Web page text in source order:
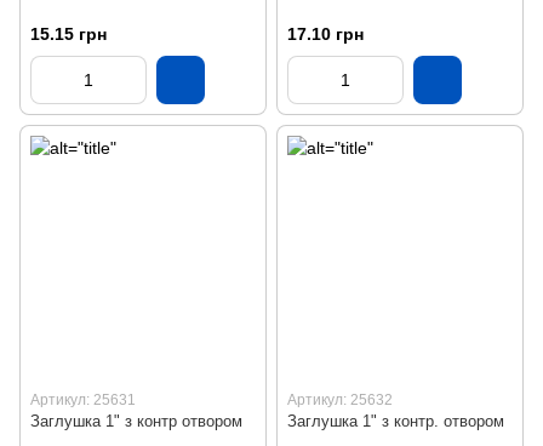
15.15 грн 17.10 грн
Артикул: 25631
Заглушка 1" з контр отвором
Артикул: 25632
Заглушка 1" з контр. отвором